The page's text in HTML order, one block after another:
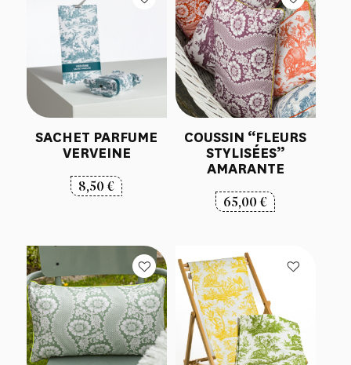
SACHET PARFUME
VERVEINE
8,50€
COUSSIN “FLEURS
STYLISÉES”
AMARANTE
65,00€